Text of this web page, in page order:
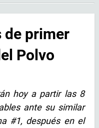
de primer
Polvo
hoy a partir las 8
ante su similar
#1, después en el